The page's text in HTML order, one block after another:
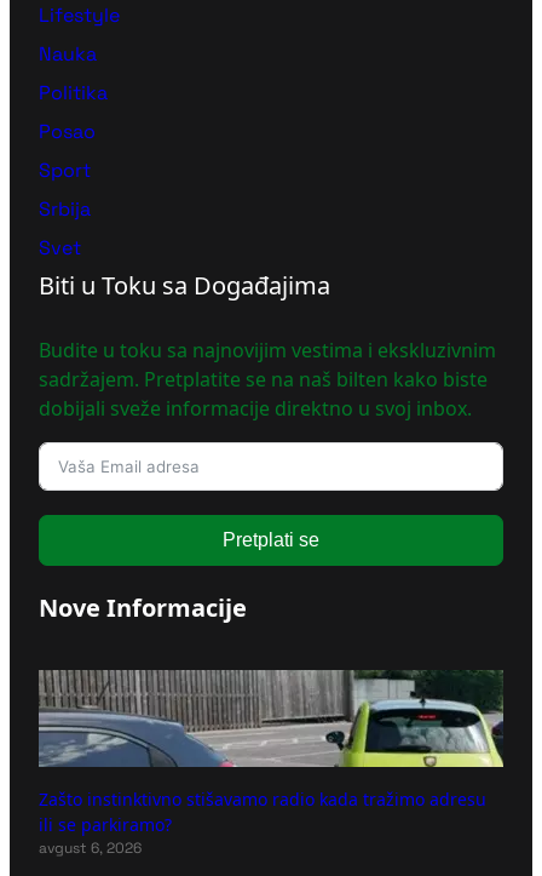
Lifestyle
Nauka
Politika
Posao
Sport
Srbija
Svet
Biti u Toku sa Događajima
Budite u toku sa najnovijim vestima i ekskluzivnim
sadržajem. Pretplatite se na naš bilten kako biste
dobijali sveže informacije direktno u svoj inbox.
Pretplati se
Nove Informacije
Zašto instinktivno stišavamo radio kada tražimo adresu
ili se parkiramo?
avgust 6, 2026